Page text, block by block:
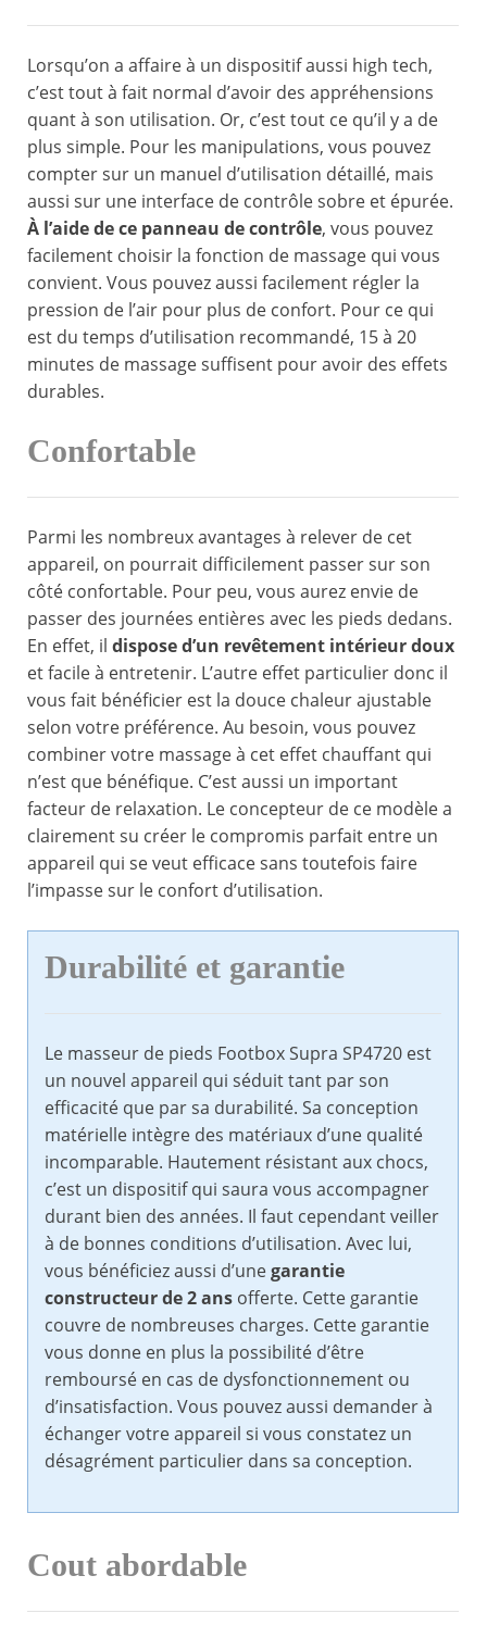
Lorsqu’on a affaire à un dispositif aussi high tech,
c’est tout à fait normal d’avoir des appréhensions
quant à son utilisation. Or, c’est tout ce qu’il y a de
plus simple. Pour les manipulations, vous pouvez
compter sur un manuel d’utilisation détaillé, mais
aussi sur une interface de contrôle sobre et épurée.
À l’aide de ce panneau de contrôle, vous pouvez
facilement choisir la fonction de massage qui vous
convient. Vous pouvez aussi facilement régler la
pression de l’air pour plus de confort. Pour ce qui
est du temps d’utilisation recommandé, 15 à 20
minutes de massage suffisent pour avoir des effets
durables.
Confortable
Parmi les nombreux avantages à relever de cet
appareil, on pourrait difficilement passer sur son
côté confortable. Pour peu, vous aurez envie de
passer des journées entières avec les pieds dedans.
En effet, il dispose d’un revêtement intérieur doux
et facile à entretenir. L’autre effet particulier donc il
vous fait bénéficier est la douce chaleur ajustable
selon votre préférence. Au besoin, vous pouvez
combiner votre massage à cet effet chauffant qui
n’est que bénéfique. C’est aussi un important
facteur de relaxation. Le concepteur de ce modèle a
clairement su créer le compromis parfait entre un
appareil qui se veut efficace sans toutefois faire
l’impasse sur le confort d’utilisation.
Durabilité et garantie
Le masseur de pieds Footbox Supra SP4720 est
un nouvel appareil qui séduit tant par son
efficacité que par sa durabilité. Sa conception
matérielle intègre des matériaux d’une qualité
incomparable. Hautement résistant aux chocs,
c’est un dispositif qui saura vous accompagner
durant bien des années. Il faut cependant veiller
à de bonnes conditions d’utilisation. Avec lui,
vous bénéficiez aussi d’unegarantie
constructeur de 2 ans offerte. Cette garantie
couvre de nombreuses charges. Cette garantie
vous donne en plus la possibilité d’être
remboursé en cas de dysfonctionnement ou
d’insatisfaction. Vous pouvez aussi demander à
échanger votre appareil si vous constatez un
désagrément particulier dans sa conception.
Cout abordable